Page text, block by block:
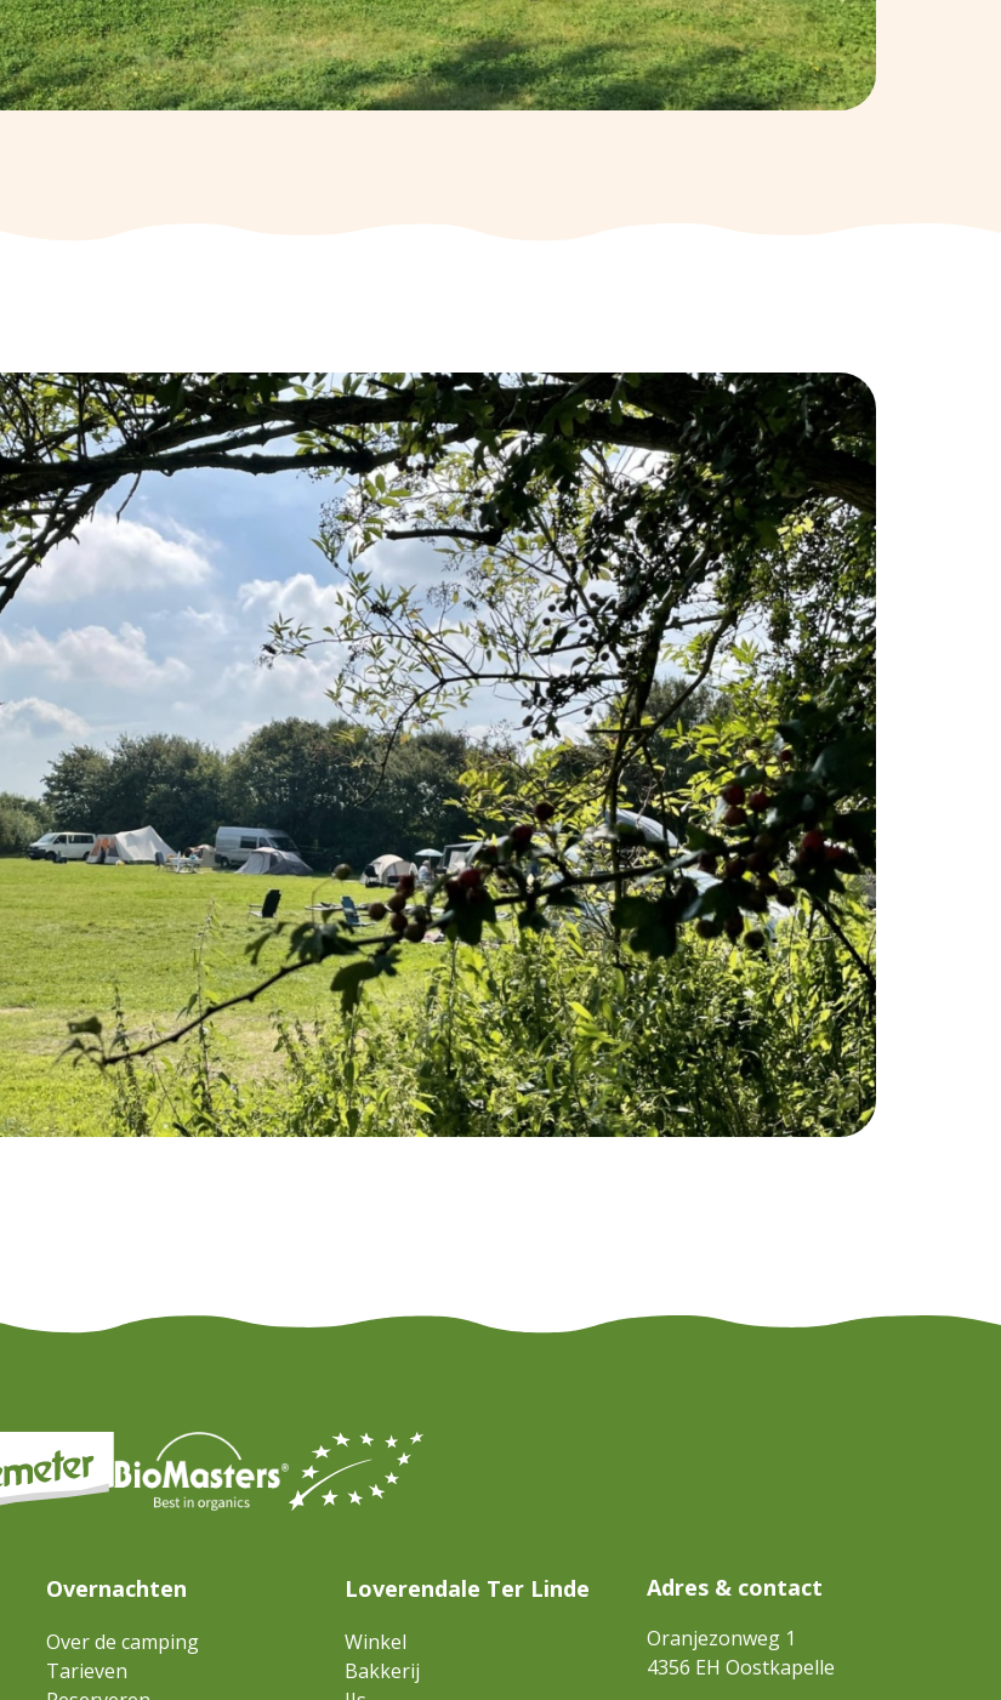
Overnachten
Over de camping
Tarieven
Loverendale Ter Linde
Winkel
Bakkerij
Adres & contact
Oranjezonweg 1
4356 EH Oostkapelle